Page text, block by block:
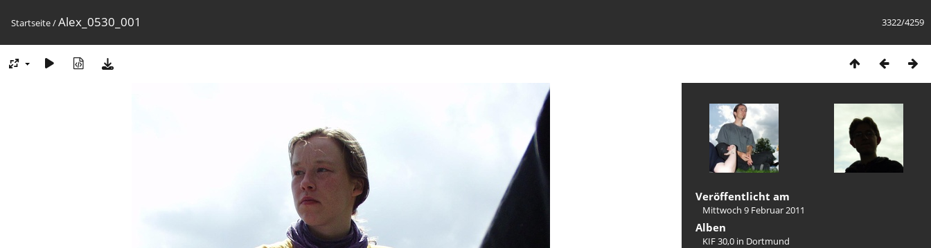
3322/4259
Startseite/Alex_0530_001
Veröffentlicht am
Mittwoch 9 Februar 2011
Alben
KIF 30,0 in Dortmund